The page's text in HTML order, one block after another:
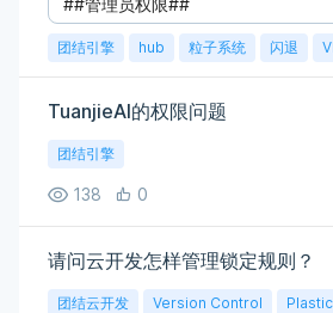
团结引擎 hub 粒子系统 闪退
TuanjieAI的权限问题
团结引擎
138 0
请问云开发怎样管理锁定规则？
团结云开发 Version Control